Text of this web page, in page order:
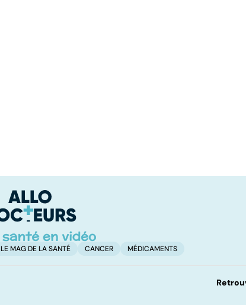
LE MAG DE LA SANTÉ CANCER MÉDICAMENTS